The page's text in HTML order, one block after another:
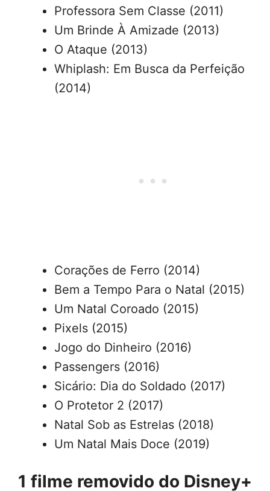
Professora Sem Classe (2011)
Um Brinde À Amizade (2013)
O Ataque (2013)
Whiplash: Em Busca da Perfeição
(2014)
Corações de Ferro (2014)
Bem a Tempo Para o Natal (2015)
Um Natal Coroado (2015)
Pixels (2015)
Jogo do Dinheiro (2016)
Passengers (2016)
Sicário: Dia do Soldado (2017)
O Protetor 2 (2017)
Natal Sob as Estrelas (2018)
Um Natal Mais Doce (2019)
1 filme removido do Disney+